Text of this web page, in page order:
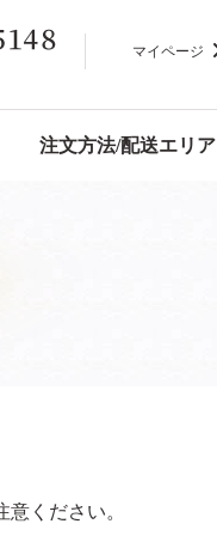
マイページ
注文方法/配送エリア
ください。